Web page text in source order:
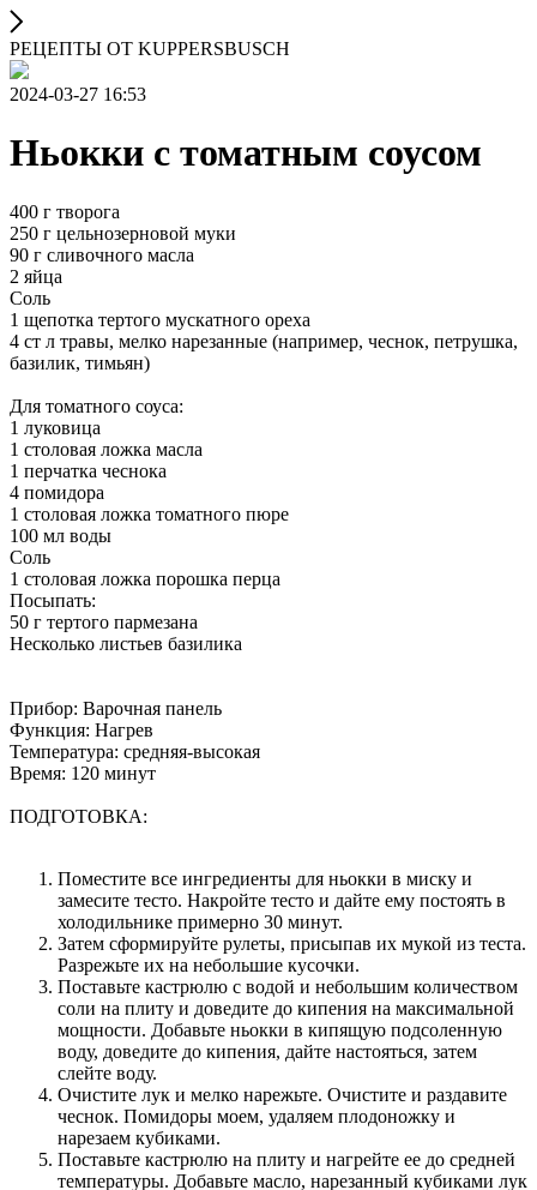
РЕЦЕПТЫ ОТ KUPPERSBUSCH
2024-03-27 16:53
Ньокки с томатным соусом
400 г творога
250 г цельнозерновой муки
90 г сливочного масла
2 яйца
Соль
1 щепотка тертого мускатного ореха
4 ст л травы, мелко нарезанные (например, чеснок, петрушка,
базилик, тимьян)
Для томатного соуса:
1 луковица
1 столовая ложка масла
1 перчатка чеснока
4 помидора
1 столовая ложка томатного пюре
100 мл воды
Соль
1 столовая ложка порошка перца
Посыпать:
50 г тертого пармезана
Несколько листьев базилика
Прибор: Варочная панель
Функция: Нагрев
Температура: средняя-высокая
Время: 120 минут
ПОДГОТОВКА:
Поместите все ингредиенты для ньокки в миску и
замесите тесто. Накройте тесто и дайте ему постоять в
холодильнике примерно 30 минут.
Затем сформируйте рулеты, присыпав их мукой из теста.
Разрежьте их на небольшие кусочки.
Поставьте кастрюлю с водой и небольшим количеством
соли на плиту и доведите до кипения на максимальной
мощности. Добавьте ньокки в кипящую подсоленную
воду, доведите до кипения, дайте настояться, затем
слейте воду.
Очистите лук и мелко нарежьте. Очистите и раздавите
чеснок. Помидоры моем, удаляем плодоножку и
нарезаем кубиками.
Поставьте кастрюлю на плиту и нагрейте ее до средней
температуры. Добавьте масло, нарезанный кубиками лук